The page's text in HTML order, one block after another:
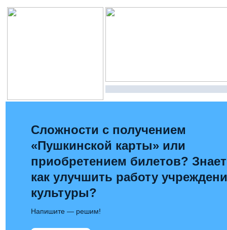
Сложности с получением
«Пушкинской карты» или
приобретением билетов?
как улучшить работу
культуры?
Напишите — решим!